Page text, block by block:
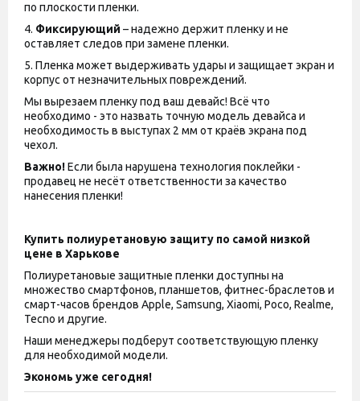
по плоскости пленки.
4. Фиксирующий – надежно держит пленку и не
оставляет следов при замене пленки.
5. Пленка может выдерживать удары и защищает экран и
корпус от незначительных повреждений.
Мы вырезаем пленку под ваш девайс! Всё что
необходимо - это назвать точную модель девайса и
необходимость в выступах 2 мм от краёв экрана под
чехол.
Важно!Если была нарушена технология поклейки -
продавец не несёт ответственности за качество
нанесения пленки!
Купить полиуретановую защиту по самой низкой
цене в Харькове
Полиуретановые защитные пленки доступны на
множество смартфонов, планшетов, фитнес-браслетов и
смарт-часов брендов Apple, Samsung, Xiaomi, Poco, Realme,
Tecno и другие.
Наши менеджеры подберут соответствующую пленку
для необходимой модели.
Экономь уже сегодня!